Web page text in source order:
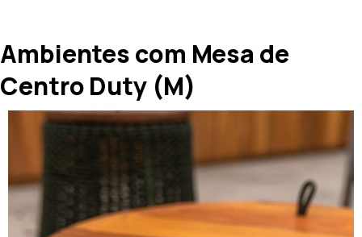
Ambientes com Mesa de
Centro Duty (M)